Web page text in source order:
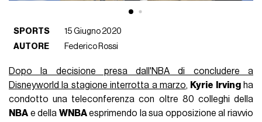
SPORTS
15 Giugno 2020
AUTORE
Federico Rossi
Dopo la decisione presa dall'NBA di concludere a
Disneyworld la stagione interrotta a marzo, Kyrie Irvingha
condotto una teleconferenza con oltre 80 colleghi della
NBA e della WNBAesprimendo la sua opposizione al riavvio